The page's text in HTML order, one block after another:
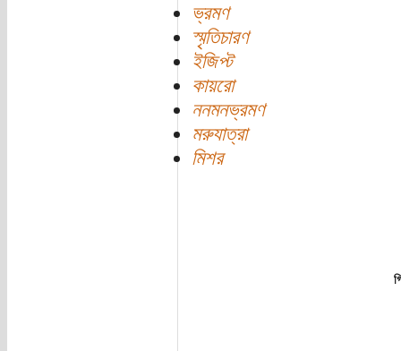
ভ্রমণ
স্মৃতিচারণ
ইজিপ্ট
কায়রো
ননমনভ্রমণ
মরুযাত্রা
মিশর